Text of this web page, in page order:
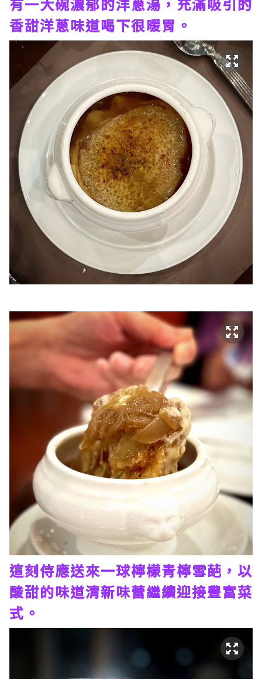
香甜洋蔥味道喝下很暖胃。
這刻侍應送來一球檸檬青檸雪葩，以
酸甜的味道清新味蕾繼續迎接豐富菜
式。